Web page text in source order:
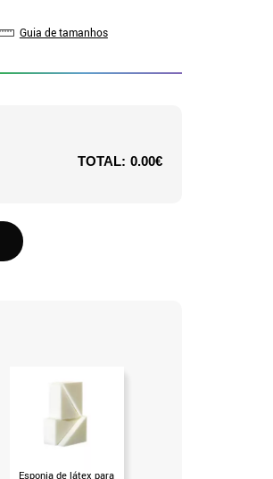
Guia de tamanhos
TOTAL: 0.00€
Esponja de látex para